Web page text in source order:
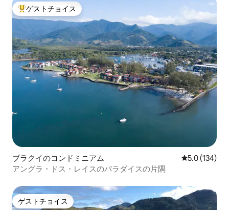
大好評のゲストチョイスです。
ゲストチョイス
ブラクイのコンドミニアム レビュー134
5.0 (134)
アングラ・ドス・レイスのパラダイスの片隅
ゲストチョイス
ゲストチョイス